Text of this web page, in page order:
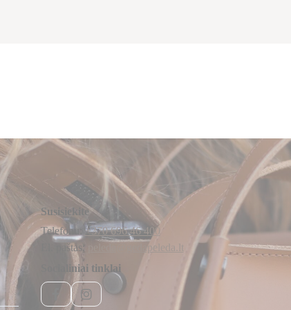
Susisiekite
Telefonu: +370 696 46 400
El. paštas:
peleda@gedapeleda.lt
Socialiniai tinklai
FacebookInstagram